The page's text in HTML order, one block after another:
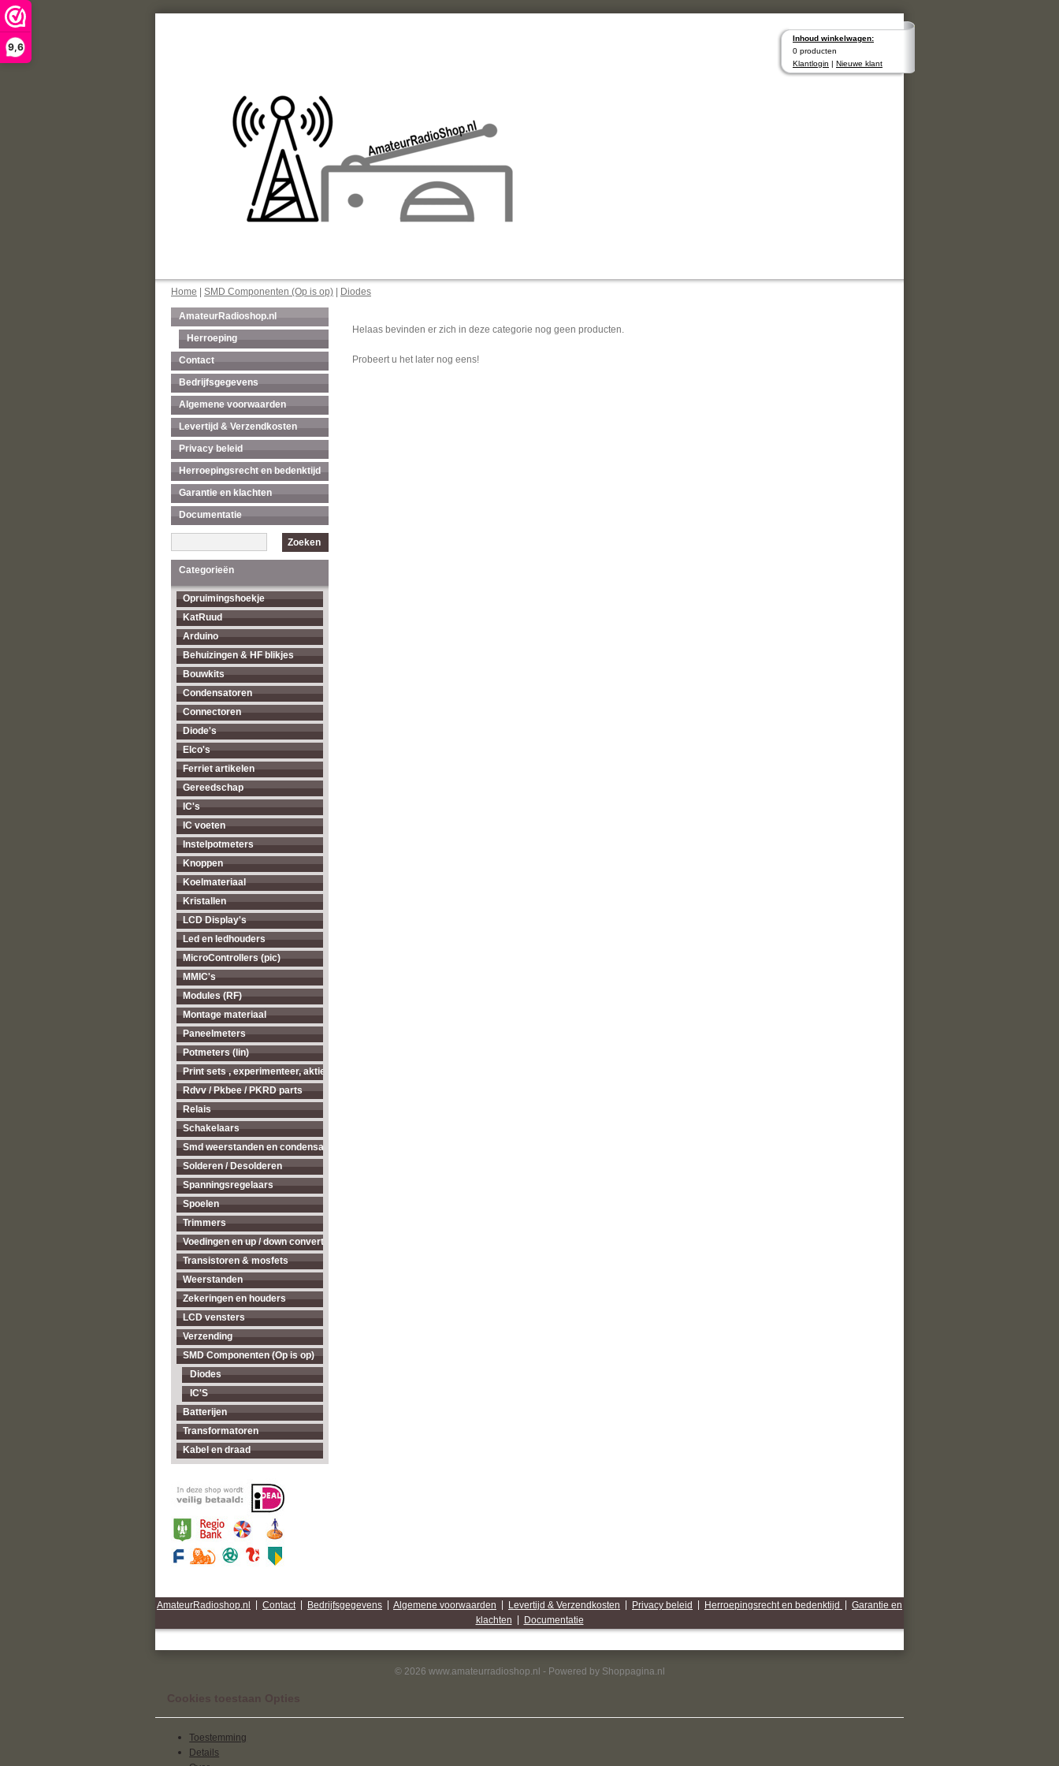
9,6
Inhoud winkelwagen:
0 producten
Klantlogin | Nieuwe klant
Home SMD Componenten (Op is op) Diodes
AmateurRadioshop.nl
Herroeping
Contact
Bedrijfsgegevens
Algemene voorwaarden
Levertijd & Verzendkosten
Privacy beleid
Herroepingsrecht en bedenktijd
Garantie en klachten
Documentatie
Zoeken
Categorieën
Opruimingshoekje
KatRuud
Arduino
Behuizingen & HF blikjes
Bouwkits
Condensatoren
Connectoren
Diode's
Elco's
Ferriet artikelen
Gereedschap
IC's
IC voeten
Instelpotmeters
Knoppen
Koelmateriaal
Kristallen
LCD Display's
Led en ledhouders
MicroControllers (pic)
MMIC's
Modules (RF)
Montage materiaal
Paneelmeters
Potmeters (lin)
Print sets , experimenteer, aktieve antenne's enz...
Rdvv / Pkbee / PKRD parts
Relais
Schakelaars
Smd weerstanden en condensatoren
Solderen / Desolderen
Spanningsregelaars
Spoelen
Trimmers
Voedingen en up / down converters
Transistoren & mosfets
Weerstanden
Zekeringen en houders
LCD vensters
Verzending
SMD Componenten (Op is op)
Diodes
IC'S
Batterijen
Transformatoren
Kabel en draad
Helaas bevinden er zich in deze categorie nog geen producten.
Probeert u het later nog eens!
AmateurRadioshop.nl Contact Bedrijfsgegevens Algemene voorwaarden Levertijd & Verzendkosten Privacy beleid Herroepingsrecht en bedenktijd
Garantie en
klachten
Documentatie
© 2026 www.amateurradioshop.nl - Powered by Shoppagina.nl
Cookies toestaan Opties
Toestemming
Details